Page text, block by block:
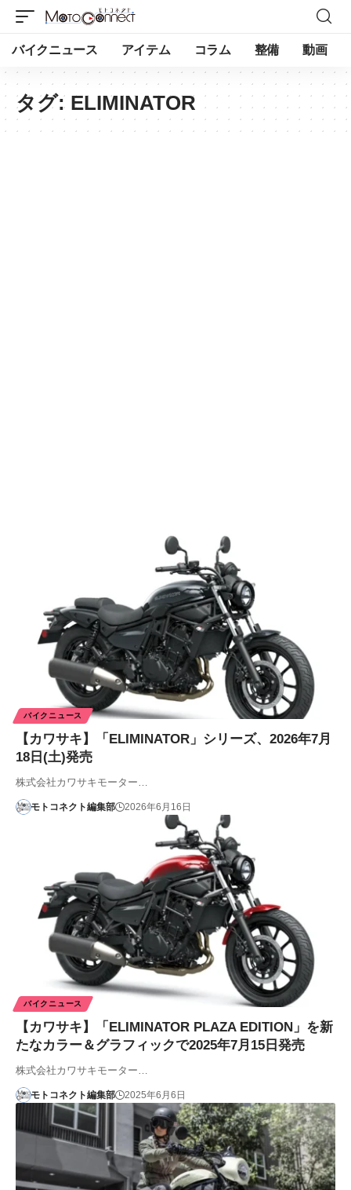
バイクニュース アイテム コラム 整備 動画
タグ: ELIMINATOR
バイクニュース
【カワサキ】「ELIMINATOR」シリーズ、2026年7月
18日(土)発売
株式会社カワサキモーター…
モトコネクト編集部 2026年6月16日
バイクニュース
【カワサキ】「ELIMINATOR PLAZA EDITION」を新
たなカラー＆グラフィックで2025年7月15日発売
株式会社カワサキモーター…
モトコネクト編集部 2025年6月6日